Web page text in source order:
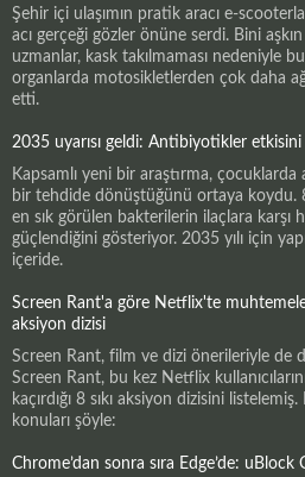
Şehir içi ulaşımın pratik aracı e-
acı gerçeği gözler önüne serdi. Bini
uzmanlar, kask takılmaması nedeniyle
organlarda motosikletlerden çok daha
etti.
2035 uyarısı geldi: Antibiyotikler
Kapsamlı yeni bir araştırma,
bir tehdide dönüştüğünü ortaya koydu.
en sık görülen bakterilerin ilaçlara karşı
güçlendiğini gösteriyor. 2035 yılı için
içeride.
Screen Rant'a göre Netflix'te
aksiyon dizisi
Screen Rant, film ve dizi önerileriyle de
Screen Rant, bu kez Netflix
kaçırdığı 8 sıkı aksiyon dizisini
konuları şöyle:
Chrome’dan sonra sıra Edge’de: